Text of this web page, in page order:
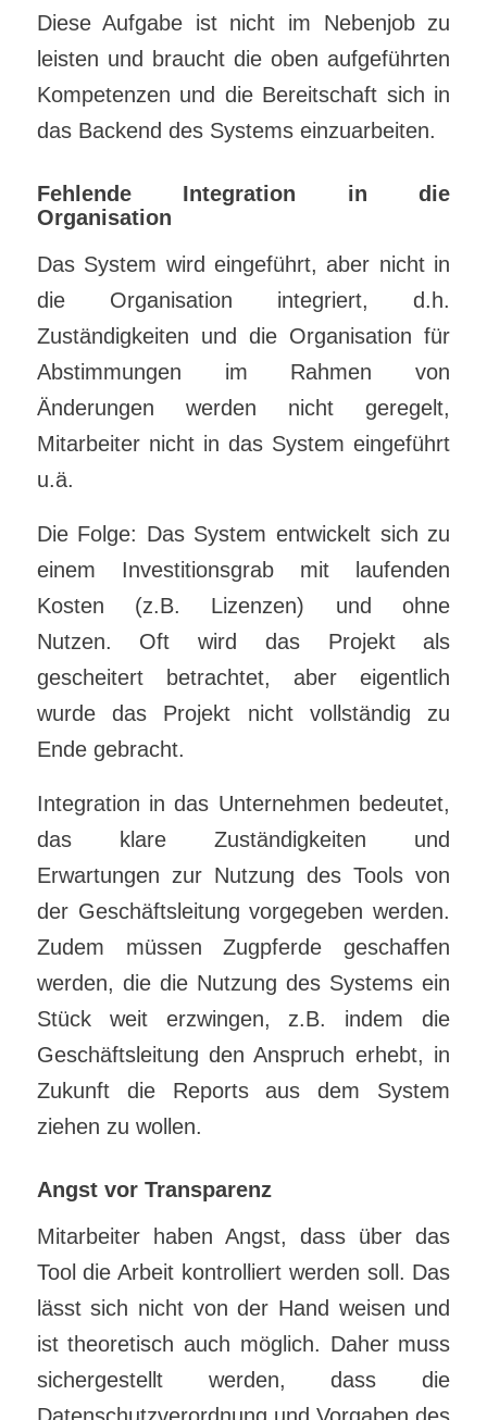
Diese Aufgabe ist nicht im Nebenjob zu
leisten und braucht die oben aufgeführten
Kompetenzen und die Bereitschaft sich in
das Backend des Systems einzuarbeiten.
Fehlende Integration in die
Organisation
Das System wird eingeführt, aber nicht in
die Organisation integriert, d.h.
Zuständigkeiten und die Organisation für
Abstimmungen im Rahmen von
Änderungen werden nicht geregelt,
Mitarbeiter nicht in das System eingeführt
u.ä.
Die Folge: Das System entwickelt sich zu
einem Investitionsgrab mit laufenden
Kosten (z.B. Lizenzen) und ohne
Nutzen. Oft wird das Projekt als
gescheitert betrachtet, aber eigentlich
wurde das Projekt nicht vollständig zu
Ende gebracht.
Integration in das Unternehmen bedeutet,
das klare Zuständigkeiten und
Erwartungen zur Nutzung des Tools von
der Geschäftsleitung vorgegeben werden.
Zudem müssen Zugpferde geschaffen
werden, die die Nutzung des Systems ein
Stück weit erzwingen, z.B. indem die
Geschäftsleitung den Anspruch erhebt, in
Zukunft die Reports aus dem System
ziehen zu wollen.
Angst vor Transparenz
Mitarbeiter haben Angst, dass über das
Tool die Arbeit kontrolliert werden soll. Das
lässt sich nicht von der Hand weisen und
ist theoretisch auch möglich. Daher muss
sichergestellt werden, dass die